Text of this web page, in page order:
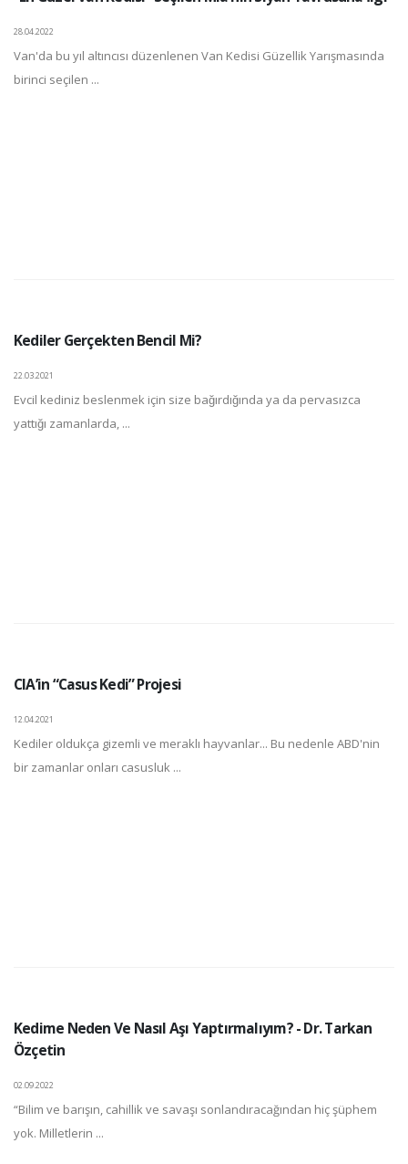
28.04.2022
Van'da bu yıl altıncısı düzenlenen Van Kedisi Güzellik Yarışmasında
birinci seçilen ...
Kediler Gerçekten Bencil Mi?
22.03.2021
Evcil kediniz beslenmek için size bağırdığında ya da pervasızca
yattığı zamanlarda, ...
CIA’in “Casus Kedi” Projesi
12.04.2021
Kediler oldukça gizemli ve meraklı hayvanlar... Bu nedenle ABD'nin
bir zamanlar onları casusluk ...
Kedime Neden Ve Nasıl Aşı Yaptırmalıyım? - Dr. Tarkan
Özçetin
02.09.2022
“Bilim ve barışın, cahillik ve savaşı sonlandıracağından hiç şüphem
yok. Milletlerin ...